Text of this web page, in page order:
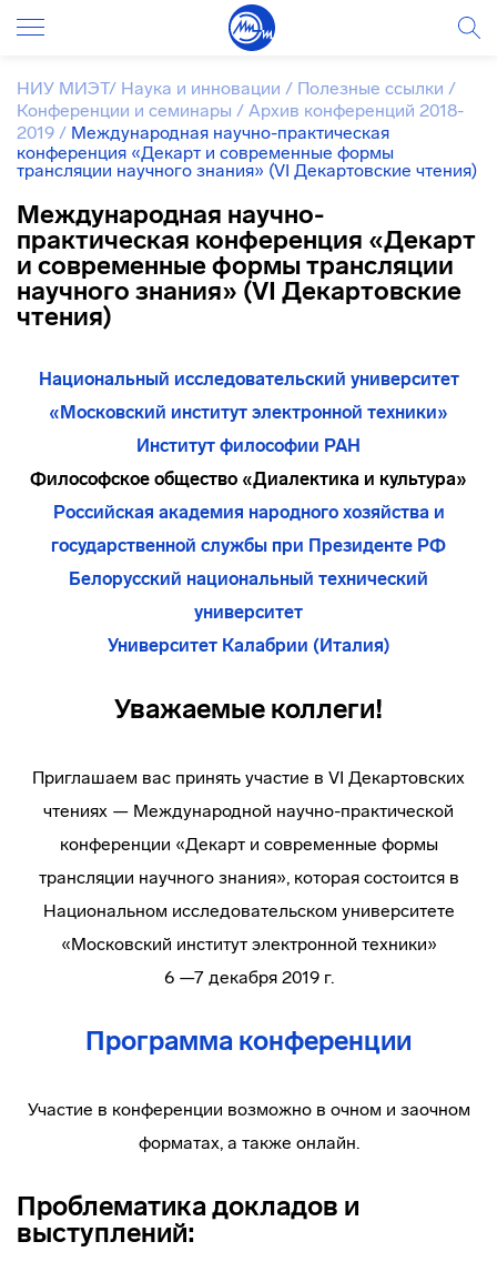
НИУ МИЭТ/ Наука и инновации / Полезные ссылки /
Конференции и семинары / Архив конференций 2018-
2019 / Международная научно-практическая
конференция «Декарт и современные формы
трансляции научного знания» (VI Декартовские чтения)
Международная научно-
практическая конференция «Декарт
и современные формы трансляции
научного знания» (VI Декартовские
чтения)
Национальный исследовательский университет
«Московский институт электронной техники»
Институт философии РАН
Философское общество «Диалектика и культура»
Российская академия народного хозяйства и
государственной службы при Президенте РФ
Белорусский национальный технический
университет
Университет Калабрии (Италия)
Уважаемые коллеги!
Приглашаем вас принять участие в VI Декартовских
чтениях — Международной научно-практической
конференции «Декарт и современные формы
трансляции научного знания», которая состоится в
Национальном исследовательском университете
«Московский институт электронной техники»
6 —7 декабря 2019 г.
Программа конференции
Участие в конференции возможно в очном и заочном
форматах, а также онлайн.
Проблематика докладов и
выступлений: